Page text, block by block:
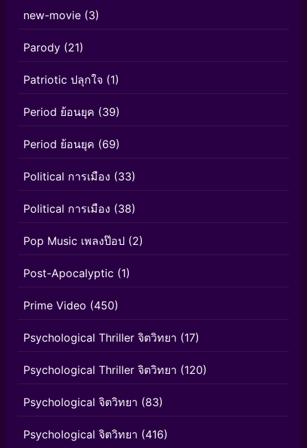
new-movie (3)
Parody (21)
Patriotic ปลุกใจ (1)
Period ย้อนยุค (39)
Period ย้อนยุค (69)
Political การเมือง (33)
Political การเมือง (38)
Pop Music เพลงป๊อป (2)
Post-Apocalyptic (1)
Prime Video (450)
Psychological Thriller จิตวิทยา (17)
Psychological Thriller จิตวิทยา (120)
Psychological จิตวิทยา (83)
Psychological จิตวิทยา (416)